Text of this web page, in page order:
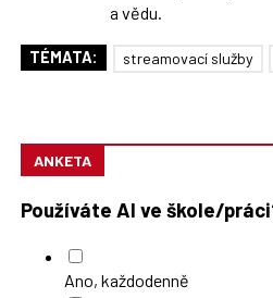
a vědu.
TÉMATA: streamovací služby
ANKETA
Používáte AI ve škole/
Ano, každodenně